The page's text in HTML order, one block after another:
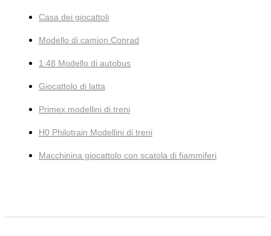
Casa dei giocattoli
Modello di camion Conrad
1:48 Modello di autobus
Giocattolo di latta
Primex modellini di treni
H0 Philotrain Modellini di treni
Macchinina giocattolo con scatola di fiammiferi